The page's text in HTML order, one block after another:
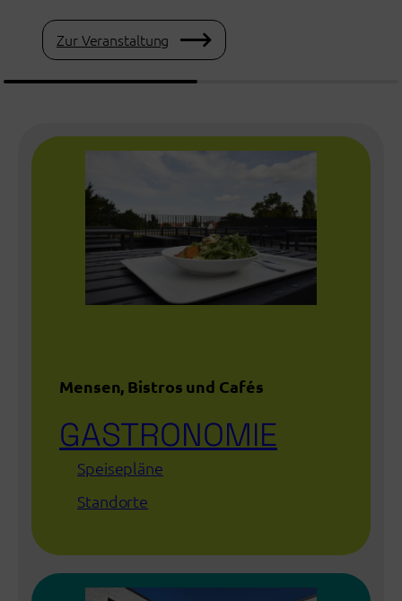
Zur Veranstaltung
Mensen, Bistros und Cafés
GASTRONOMIE
Speisepläne
Standorte